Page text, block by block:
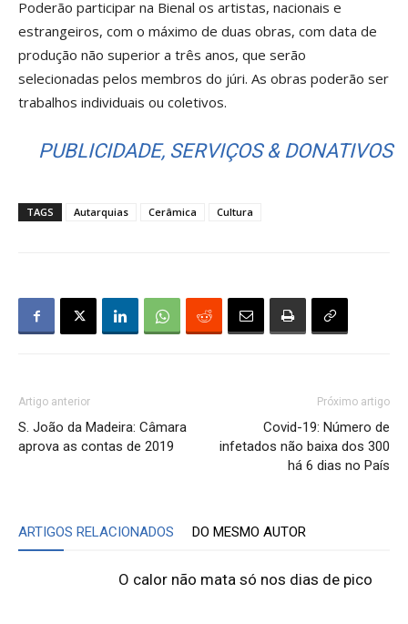
Poderão participar na Bienal os artistas, nacionais e
estrangeiros, com o máximo de duas obras, com data de
produção não superior a três anos, que serão
selecionadas pelos membros do júri. As obras poderão ser
trabalhos individuais ou coletivos.
PUBLICIDADE, SERVIÇOS & DONATIVOS
TAGS Autarquias Cerâmica Cultura
Artigo anterior
S. João da Madeira: Câmara
aprova as contas de 2019
Próximo artigo
Covid-19: Número de
infetados não baixa dos 300
há 6 dias no País
ARTIGOS RELACIONADOS DO MESMO AUTOR
O calor não mata só nos dias de pico